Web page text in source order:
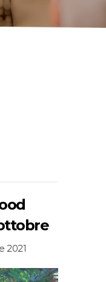
2021